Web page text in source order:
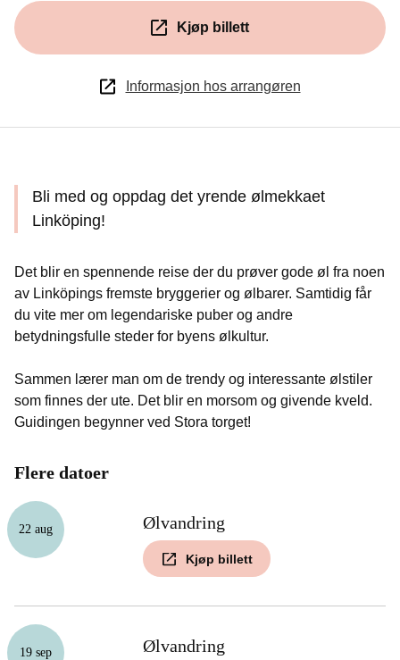
Kjøp billett
(Åpnes i et nytt vindu)
Informasjon hos arrangøren
Bli med og oppdag det yrende ølmekkaet
Linköping!
Det blir en spennende reise der du prøver gode øl fra noen
av Linköpings fremste bryggerier og ølbarer. Samtidig får
du vite mer om legendariske puber og andre
betydningsfulle steder for byens ølkultur.
Sammen lærer man om de trendy og interessante ølstiler
som finnes der ute. Det blir en morsom og givende kveld.
Guidingen begynner ved Stora torget!
Flere datoer
22 aug Ølvandring
Kjøp billett
19 sep Ølvandring